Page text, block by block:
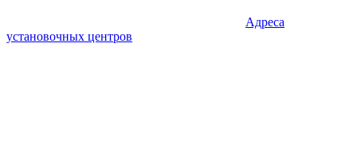
Адреса
установочных центров